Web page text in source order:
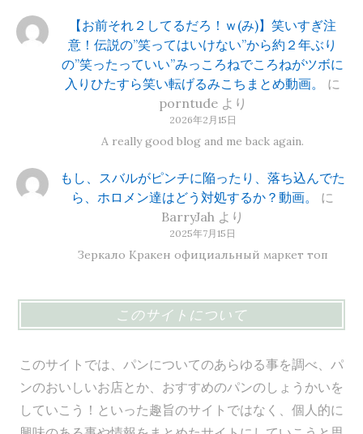
【お前それ２してるだろ！ｗ(み)】笑いすぎ注
意！伝説の”笑ってはいけない”から約２年ぶり
の”笑ったっていい”みっころねでころねがツボに
入りひたすら笑い転げるみこちまとめ動画。
に
porntudeより
2026年2月15日
A really good blog and me back again.
もし、スバルがピンチに陥ったり、落ち込んでた
ら、ホロメン達はどう対処するか？動画。
に
BarryJah より
2025年7月15日
Зеркало Кракен официальный маркет топ
このサイトについて
このサイトでは、パンについてのあらゆる事を調べ、パ
ンのおいしいお店とか、おすすめのパンのしょうかいを
していこう！といった趣旨のサイトではなく、個人的に